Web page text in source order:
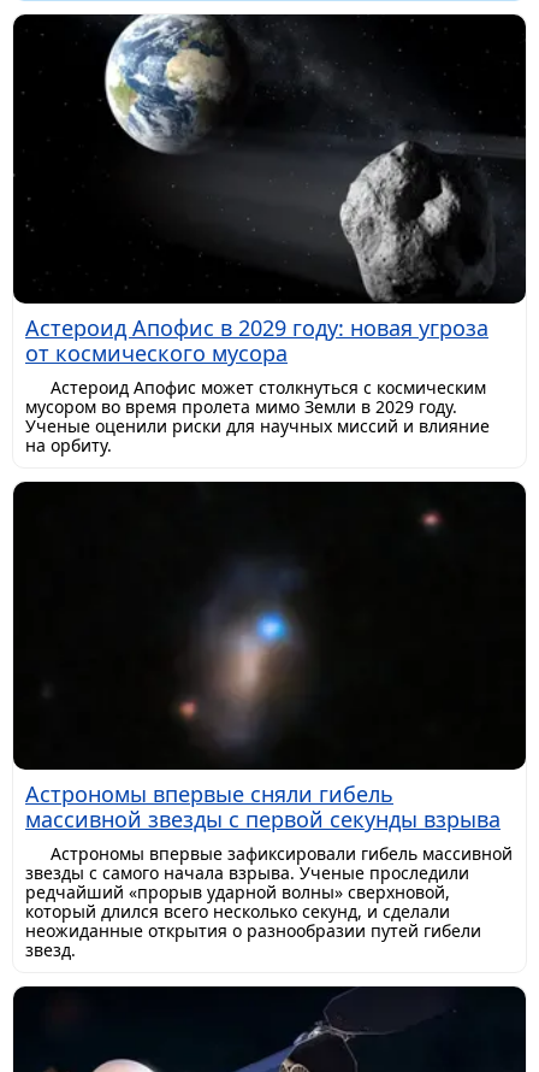
Астероид Апофис в 2029 году: новая угроза
от космического мусора
Астероид Апофис может столкнуться с космическим
мусором во время пролета мимо Земли в 2029 году.
Ученые оценили риски для научных миссий и влияние
на орбиту.
Астрономы впервые сняли гибель
массивной звезды с первой секунды взрыва
Астрономы впервые зафиксировали гибель массивной
звезды с самого начала взрыва. Ученые проследили
редчайший «прорыв ударной волны» сверхновой,
который длился всего несколько секунд, и сделали
неожиданные открытия о разнообразии путей гибели
звезд.